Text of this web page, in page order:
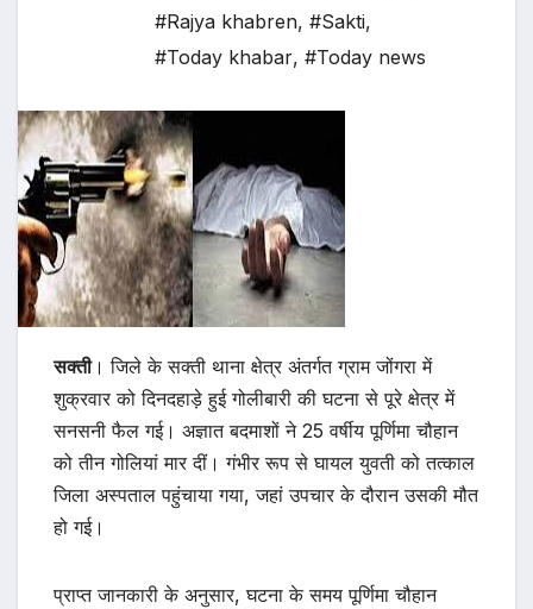
#Rajya khabren, #Sakti,
#Today khabar, #Today news
सक्ती। जिले के सक्ती थाना क्षेत्र अंतर्गत ग्राम जोंगरा में
शुक्रवार को दिनदहाड़े हुई गोलीबारी की घटना से पूरे क्षेत्र में
सनसनी फैल गई। अज्ञात बदमाशों ने 25 वर्षीय पूर्णिमा चौहान
को तीन गोलियां मार दीं। गंभीर रूप से घायल युवती को तत्काल
जिला अस्पताल पहुंचाया गया, जहां उपचार के दौरान उसकी मौत
हो गई।
प्राप्त जानकारी के अनुसार, घटना के समय पूर्णिमा चौहान